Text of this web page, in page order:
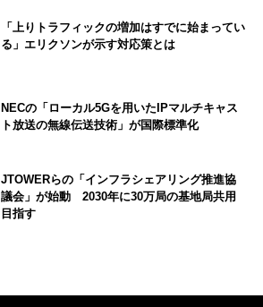
「上りトラフィックの増加はすでに始まってい
る」エリクソンが示す対応策とは
NECの「ローカル5Gを用いたIPマルチキャス
ト放送の無線伝送技術」が国際標準化
JTOWERらの「インフラシェアリング推進協
議会」が始動 2030年に30万局の基地局共用
目指す